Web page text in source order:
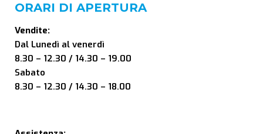
ORARI DI APERTURA
Vendite:
Dal Lunedì al venerdì
8.30 – 12.30 / 14.30 – 19.00
Sabato
8.30 – 12.30 / 14.30 – 18.00